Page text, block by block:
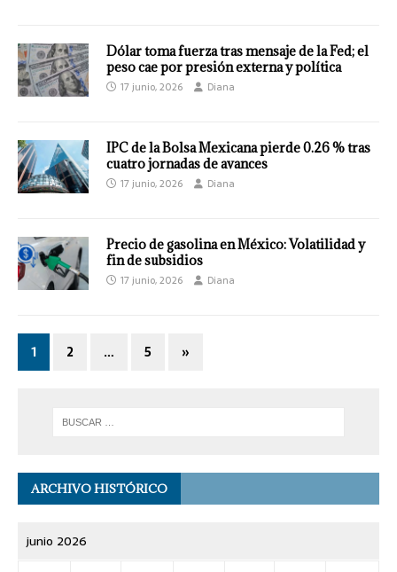
Dólar toma fuerza tras mensaje de la Fed; el
peso cae por presión externa y política
17 junio, 2026 Diana
IPC de la Bolsa Mexicana pierde 0.26 % tras
cuatro jornadas de avances
17 junio, 2026 Diana
Precio de gasolina en México: Volatilidad y
fin de subsidios
17 junio, 2026 Diana
1 2 … 5 »
ARCHIVO HISTÓRICO
junio 2026